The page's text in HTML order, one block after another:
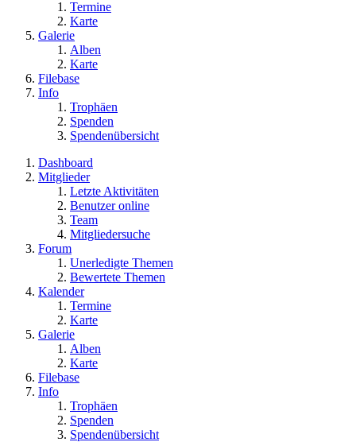
Termine
Karte
Galerie
Alben
Karte
Filebase
Info
Trophäen
Spenden
Spendenübersicht
Dashboard
Mitglieder
Letzte Aktivitäten
Benutzer online
Team
Mitgliedersuche
Forum
Unerledigte Themen
Bewertete Themen
Kalender
Termine
Karte
Galerie
Alben
Karte
Filebase
Info
Trophäen
Spenden
Spendenübersicht